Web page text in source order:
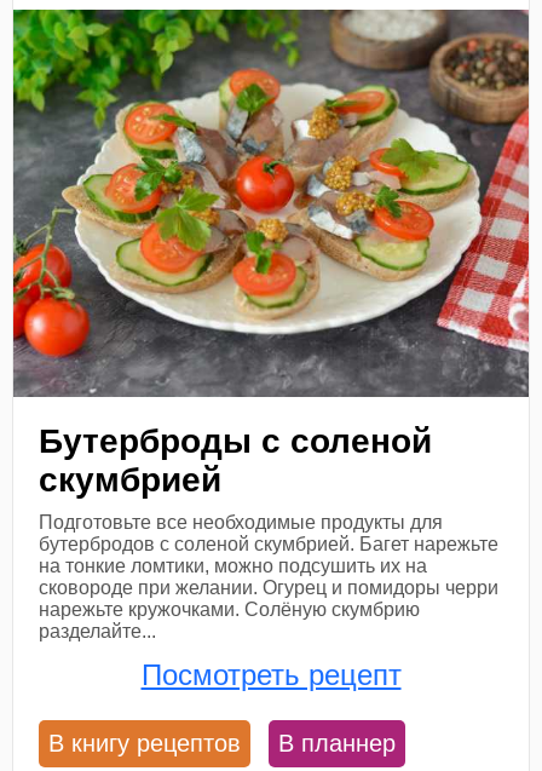
Бутерброды с соленой
скумбрией
Подготовьте все необходимые продукты для
бутербродов с соленой скумбрией. Багет нарежьте
на тонкие ломтики, можно подсушить их на
сковороде при желании. Огурец и помидоры черри
нарежьте кружочками. Солёную скумбрию
разделайте...
Посмотреть рецепт
В книгу рецептов В планнер